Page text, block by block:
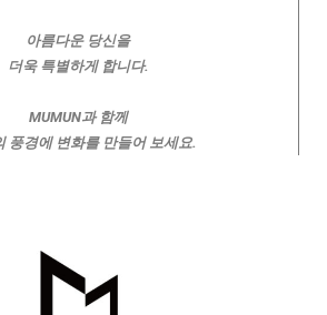
아름다운 당신을
더욱 특별하게 합니다.
MUMUN과 함께
풍경에 변화를 만들어 보세요.